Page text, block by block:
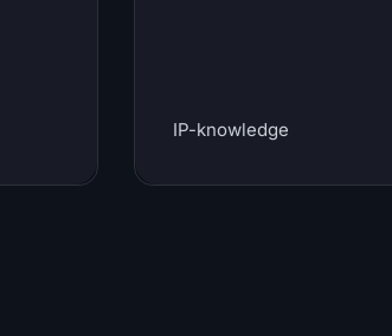
IP-knowledge